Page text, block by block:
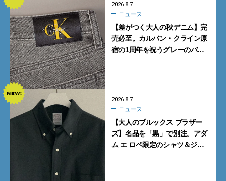
2026.8.7
ニュース
【差がつく大人の秋デニム】完
売必至。カルバン・クライン原
宿の1周年を祝うグレーのバ
2026.8.7
ニュース
【大人のブルックス ブラザー
ズ】名品を「黒」で別注。アダ
ム エ ロペ限定のシャツ＆ジャ